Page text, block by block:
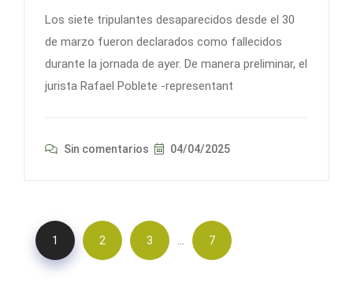
Los siete tripulantes desaparecidos desde el 30
de marzo fueron declarados como fallecidos
durante la jornada de ayer. De manera preliminar, el
jurista Rafael Poblete -representant
Sin comentarios 04/04/2025
1 2 3 … 7